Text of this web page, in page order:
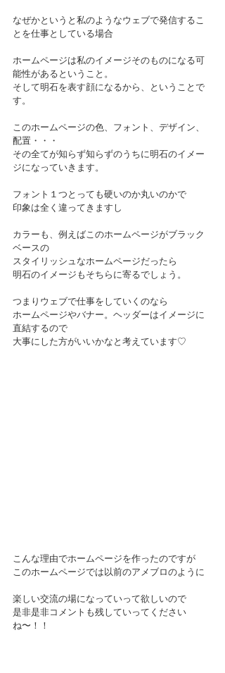
なぜかというと私のようなウェブで発信するこ
とを仕事としている場合
ホームページは私のイメージそのものになる可
能性があるということ。
そして明石を表す顔になるから、ということで
す。
このホームページの色、フォント、デザイン、
配置・・・
その全てが知らず知らずのうちに明石のイメー
ジになっていきます。
フォント１つとっても硬いのか丸いのかで
印象は全く違ってきますし
カラーも、例えばこのホームページがブラック
ベースの
スタイリッシュなホームページだったら
明石のイメージもそちらに寄るでしょう。
つまりウェブで仕事をしていくのなら
ホームページやバナー。ヘッダーはイメージに
直結するので
大事にした方がいいかなと考えています♡
こんな理由でホームページを作ったのですが
このホームページでは以前のアメブロのように
楽しい交流の場になっていって欲しいので
是非是非コメントも残していってください
ね〜！！